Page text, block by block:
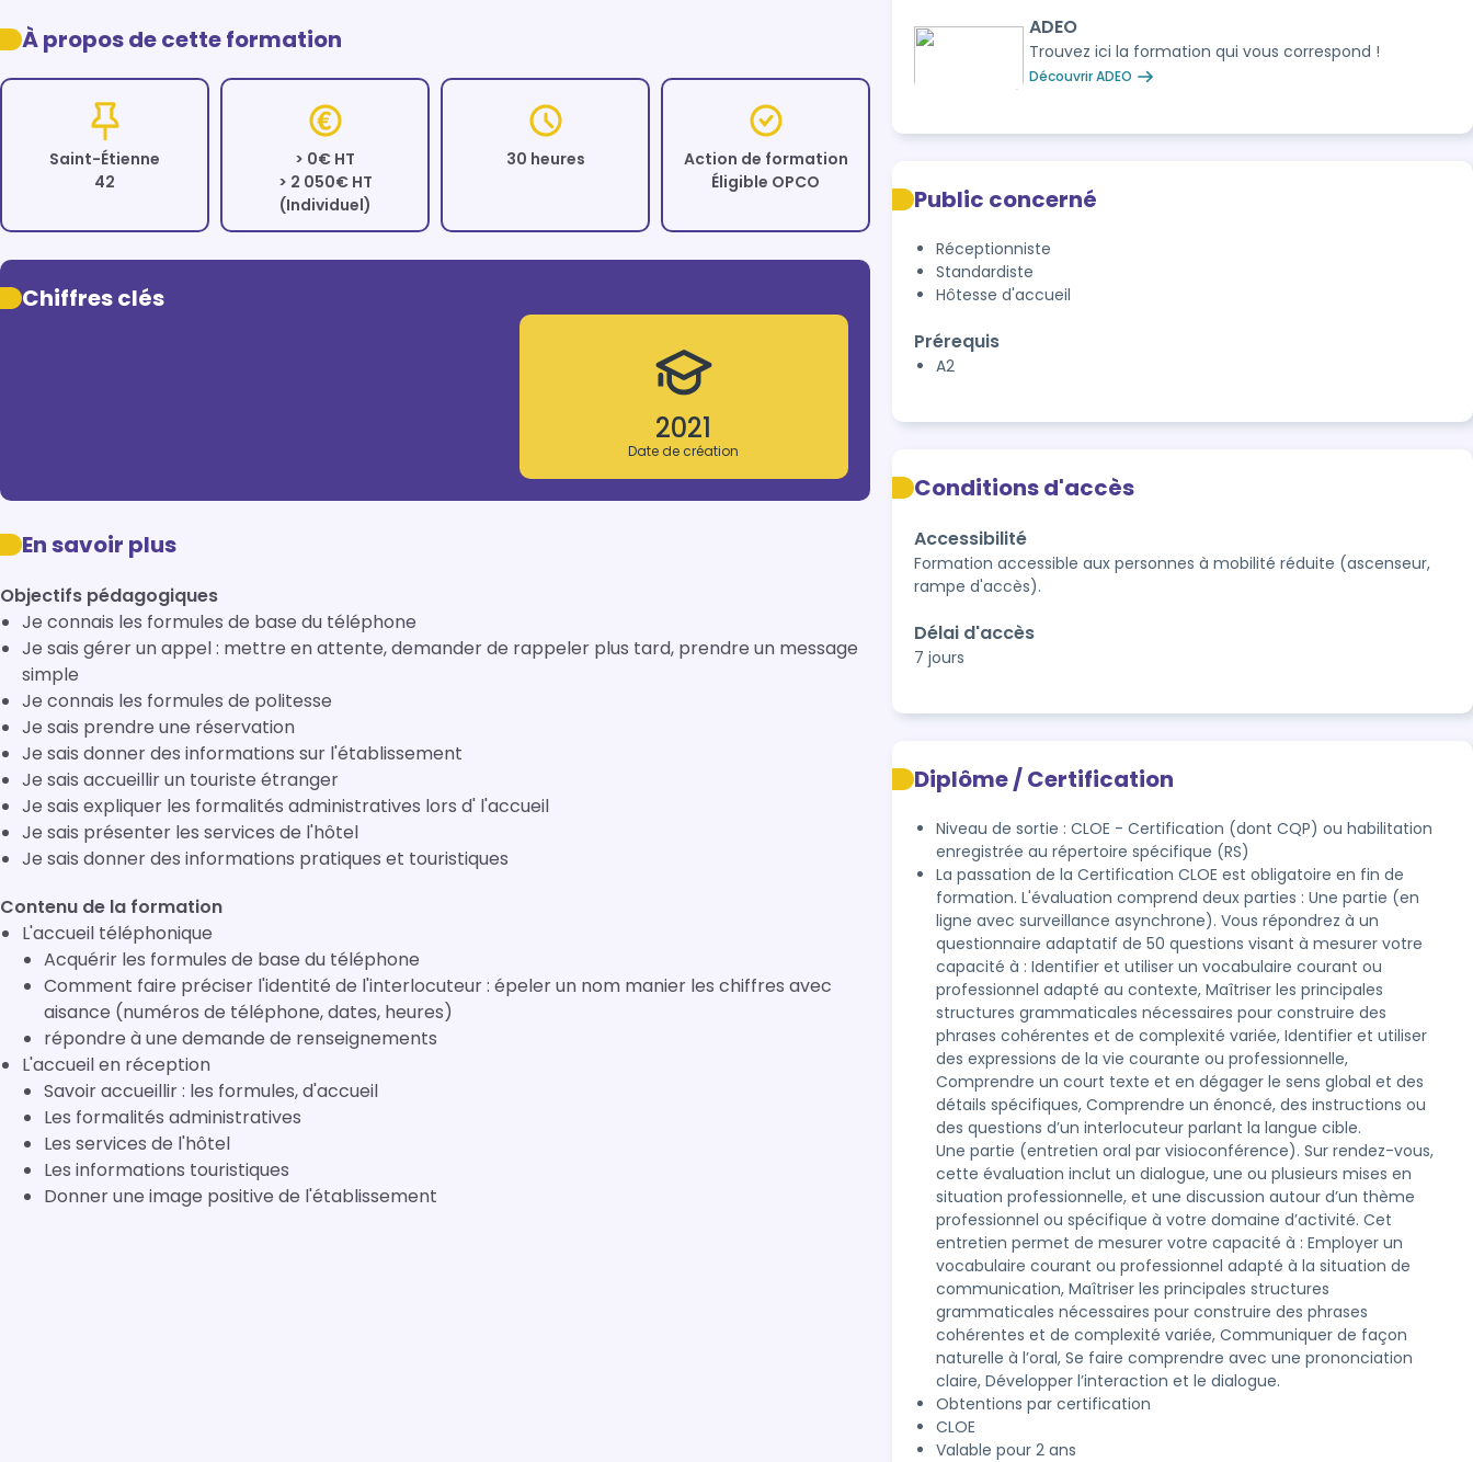
À propos de cette formation
Saint-Étienne
42
> 0€ HT
> 2 050€ HT
(Individuel)
30 heures
Action de formation
Éligible OPCO
Chiffres clés
2021
Date de création
En savoir plus
Objectifs pédagogiques
Je connais les formules de base du téléphone
Je sais gérer un appel : mettre en attente, demander de rappeler plus tard, prendre un message
simple
Je connais les formules de politesse
Je sais prendre une réservation
Je sais donner des informations sur l'établissement
Je sais accueillir un touriste étranger
Je sais expliquer les formalités administratives lors d' l'accueil
Je sais présenter les services de l'hôtel
Je sais donner des informations pratiques et touristiques
Contenu de la formation
L'accueil téléphonique
Acquérir les formules de base du téléphone
Comment faire préciser l'identité de l'interlocuteur : épeler un nom manier les chiffres avec
aisance (numéros de téléphone, dates, heures)
répondre à une demande de renseignements
L'accueil en réception
Savoir accueillir : les formules, d'accueil
Les formalités administratives
Les services de l'hôtel
Les informations touristiques
Donner une image positive de l'établissement
ADEO
Trouvez ici la formation qui vous correspond !
Découvrir ADEO
Public concerné
Réceptionniste
Standardiste
Hôtesse d'accueil
Prérequis
A2
Conditions d'accès
Accessibilité
Formation accessible aux personnes à mobilité réduite (ascenseur,
rampe d'accès).
Délai d'accès
7 jours
Diplôme / Certification
Niveau de sortie : CLOE - Certification (dont CQP) ou habilitation
enregistrée au répertoire spécifique (RS)
La passation de la Certification CLOE est obligatoire en fin de
formation. L'évaluation comprend deux parties : Une partie (en
ligne avec surveillance asynchrone). Vous répondrez à un
questionnaire adaptatif de 50 questions visant à mesurer votre
capacité à : Identifier et utiliser un vocabulaire courant ou
professionnel adapté au contexte, Maîtriser les principales
structures grammaticales nécessaires pour construire des
phrases cohérentes et de complexité variée, Identifier et utiliser
des expressions de la vie courante ou professionnelle,
Comprendre un court texte et en dégager le sens global et des
détails spécifiques, Comprendre un énoncé, des instructions ou
des questions d’un interlocuteur parlant la langue cible.
Une partie (entretien oral par visioconférence). Sur rendez-vous,
cette évaluation inclut un dialogue, une ou plusieurs mises en
situation professionnelle, et une discussion autour d’un thème
professionnel ou spécifique à votre domaine d’activité. Cet
entretien permet de mesurer votre capacité à : Employer un
vocabulaire courant ou professionnel adapté à la situation de
communication, Maîtriser les principales structures
grammaticales nécessaires pour construire des phrases
cohérentes et de complexité variée, Communiquer de façon
naturelle à l’oral, Se faire comprendre avec une prononciation
claire, Développer l’interaction et le dialogue.
Obtentions par certification
CLOE
Valable pour 2 ans